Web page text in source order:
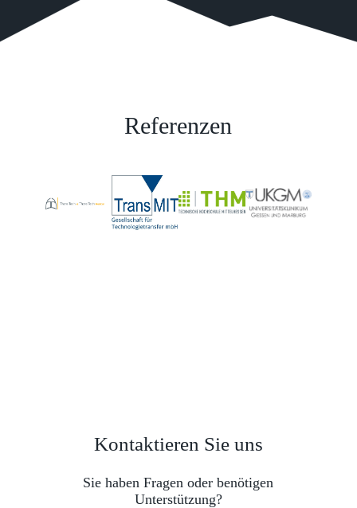
Referenzen
Kontaktieren Sie uns
Sie haben Fragen oder benötigen
Unterstützung?